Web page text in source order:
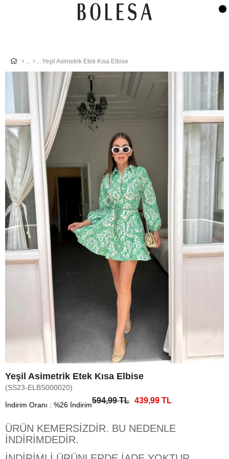
Yeşil Asimetrik Etek Kısa Elbise
Yeşil Asimetrik Etek Kısa Elbise
(SS23-ELBS000020)
İndirim Oranı : %26 İndirim594,99 TL 439,99 TL
ÜRÜN KEMERSİZDİR. BU NEDENLE
İNDİRİMDEDİR.